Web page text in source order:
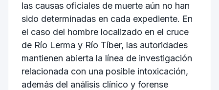
las causas oficiales de muerte aún no han
sido determinadas en cada expediente. En
el caso del hombre localizado en el cruce
de Río Lerma y Río Tíber, las autoridades
mantienen abierta la línea de investigación
relacionada con una posible intoxicación,
además del análisis clínico y forense